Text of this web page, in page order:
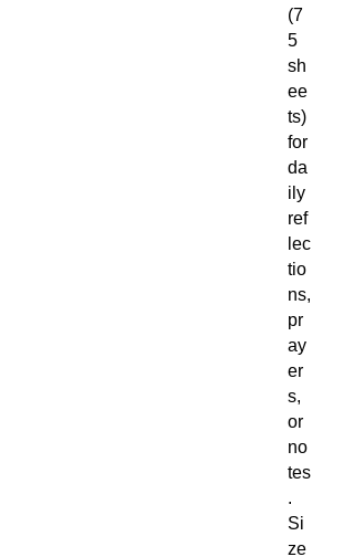
(7
5
sh
ee
ts)
for
da
ily
ref
lec
tio
ns,
pr
ay
er
s,
or
no
tes
.
Si
ze